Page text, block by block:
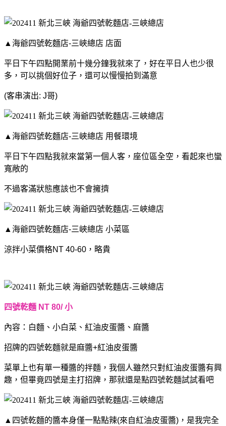
▲海爺四號乾麵店-三峽總店 店面
平日下午四點開業前十幾分鐘我就來了，好在平日人也少很
多，可以挑個好位子，還可以慢慢拍到滿意
(客串演出: J哥)
▲海爺四號乾麵店-三峽總店 用餐環境
平日下午四點我就來當第一個人客，座位區全空，看起來也蠻
寬敞的
不過客滿狀態應該也不會擁擠
▲海爺四號乾麵店-三峽總店 小菜區
涼拌小菜價格NT 40-60，略貴
四號乾麵 NT 80/ 小
內容：白麵、小白菜、 紅油皮蛋醬、麻醬
招牌的四號乾麵就是麻醬+紅油皮蛋醬
菜單上也有單一種醬的拌麵，我個人雖然只對紅油皮蛋醬有興
趣，但畢竟四號是主打招牌，那就還是點四號乾麵試試看吧
▲四號乾麵的醬本身僅一點點辣(來自紅油皮蛋醬)，是我完全